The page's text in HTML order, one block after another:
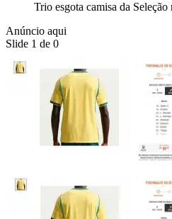
Trio esgota camisa da
Anúncio aqui
Slide 1 de 0